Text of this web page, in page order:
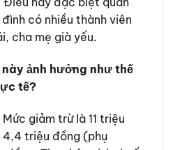
có nhiều thành viên
cha mẹ già yếu.
ảnh hưởng như thế
tế?
Mức giảm trừ là 11 triệu
triệu đồng (phụ